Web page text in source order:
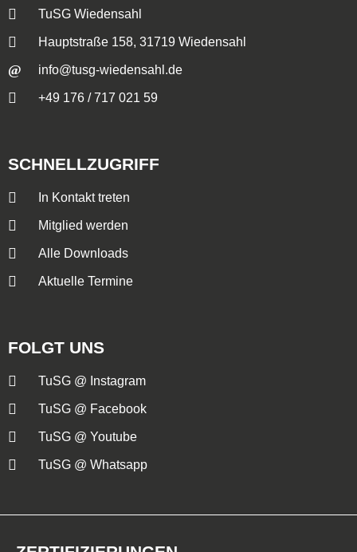
TuSG Wiedensahl
Hauptstraße 158, 31719 Wiedensahl
info@tusg-wiedensahl.de
+49 176 / 717 021 59
SCHNELLZUGRIFF
In Kontakt treten
Mitglied werden
Alle Downloads
Aktuelle Termine
FOLGT UNS
TuSG @ Instagram
TuSG @ Facebook
TuSG @ Youtube
TuSG @ Whatsapp